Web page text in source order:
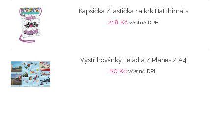
Kapsička / taštička na krk Hatchimals
218 Kč včetně DPH
Vystřihovánky Letadla / Planes / A4
60 Kč včetně DPH